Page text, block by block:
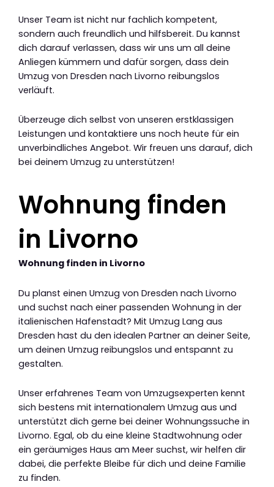
Unser Team ist nicht nur fachlich kompetent,
sondern auch freundlich und hilfsbereit. Du kannst
dich darauf verlassen, dass wir uns um all deine
Anliegen kümmern und dafür sorgen, dass dein
Umzug von Dresden nach Livorno reibungslos
verläuft.
Überzeuge dich selbst von unseren erstklassigen
Leistungen und kontaktiere uns noch heute für ein
unverbindliches Angebot. Wir freuen uns darauf, dich
bei deinem Umzug zu unterstützen!
Wohnung finden
in Livorno
Wohnung finden in Livorno
Du planst einen Umzug von Dresden nach Livorno
und suchst nach einer passenden Wohnung in der
italienischen Hafenstadt? Mit Umzug Lang aus
Dresden hast du den idealen Partner an deiner Seite,
um deinen Umzug reibungslos und entspannt zu
gestalten.
Unser erfahrenes Team von Umzugsexperten kennt
sich bestens mit internationalem Umzug aus und
unterstützt dich gerne bei deiner Wohnungssuche in
Livorno. Egal, ob du eine kleine Stadtwohnung oder
ein geräumiges Haus am Meer suchst, wir helfen dir
dabei, die perfekte Bleibe für dich und deine Familie
zu finden.